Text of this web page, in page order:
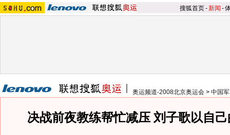
搜狐首页-新闻 -
奥运频道-2008北京奥运会 > 中国
决战前夜教练帮忙减压 刘子歌以自